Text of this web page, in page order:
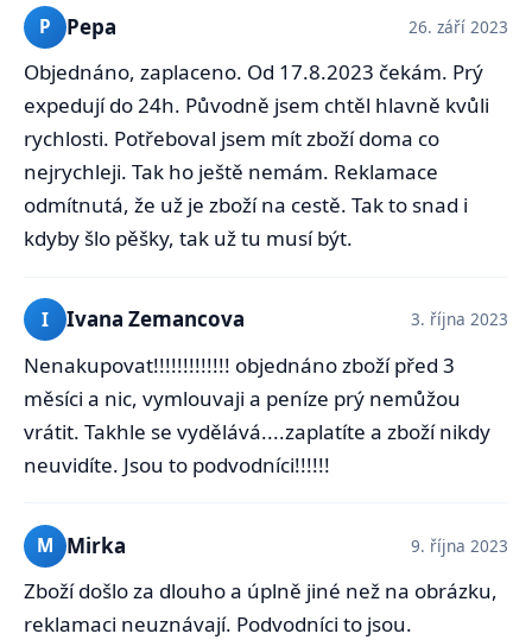
P Pepa 26. září 2023
Objednáno, zaplaceno. Od 17.8.2023 čekám. Prý
expedují do 24h. Původně jsem chtěl hlavně kvůli
rychlosti. Potřeboval jsem mít zboží doma co
nejrychleji. Tak ho ještě nemám. Reklamace
odmítnutá, že už je zboží na cestě. Tak to snad i
kdyby šlo pěšky, tak už tu musí být.
I Ivana Zemancova 3. října 2023
Nenakupovat!!!!!!!!!!!!! objednáno zboží před 3
měsíci a nic, vymlouvaji a peníze prý nemůžou
vrátit. Takhle se vydělává....zaplatíte a zboží nikdy
neuvidíte. Jsou to podvodníci!!!!!!
M Mirka 9. října 2023
Zboží došlo za dlouho a úplně jiné než na obrázku,
reklamaci neuznávají. Podvodníci to jsou.